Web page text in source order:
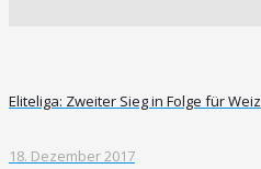
Eliteliga: Zweiter Sieg in Folge für Weiz
18. Dezember 2017